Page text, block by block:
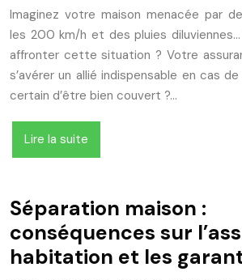
Imaginez votre maison menacée par
les 200 km/h et des pluies
affronter cette situation ? Votre
s’avérer un allié indispensable en cas
certain d’être bien couvert ?…
Lire la suite
Séparation maison :
conséquences sur
habitation et les